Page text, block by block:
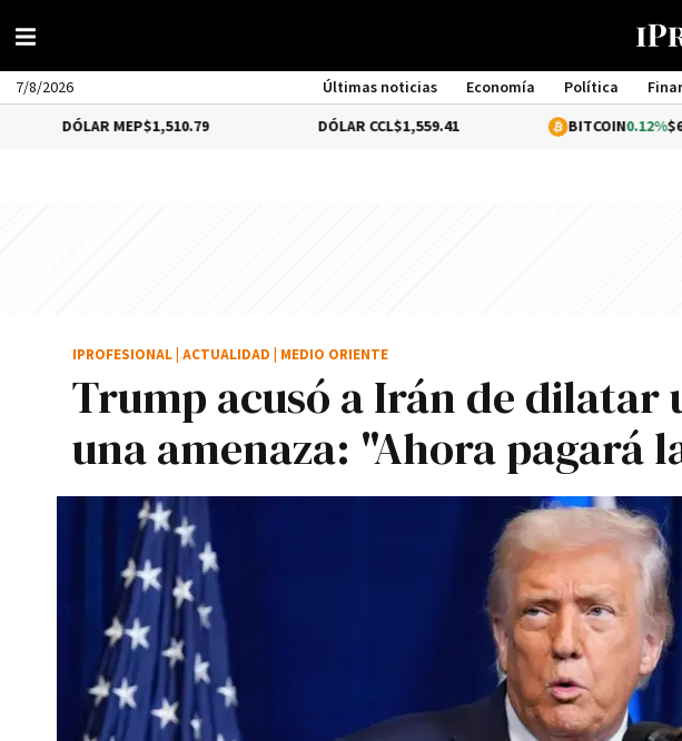
7/8/2026 Últimas noticias Economía Política
MEP$1,510.79 DÓLAR CCL$1,559.41 BITCOIN0.12%$64,620.01
Trump acusó a Irán de dilatar
una amenaza: "Ahora pagará
IPROFESIONAL ACTUALIDAD MEDIO ORIENTE